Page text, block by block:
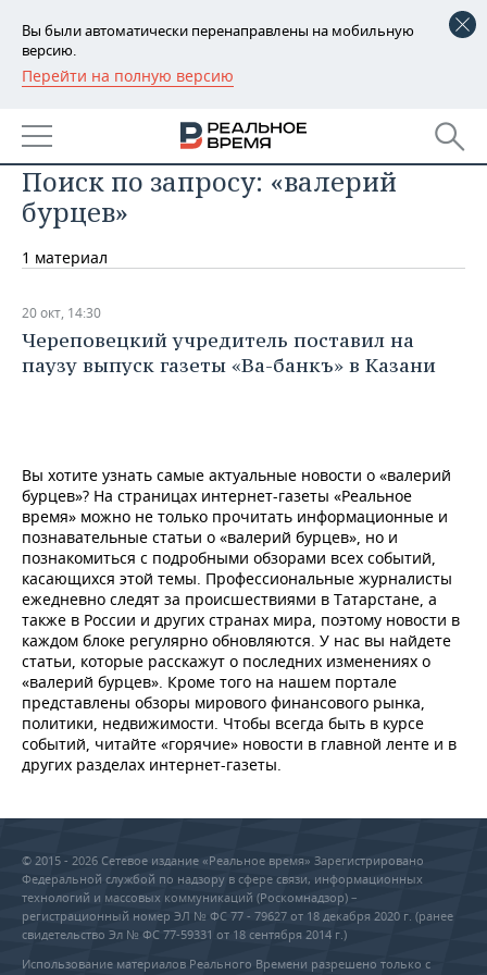
Вы были автоматически перенаправлены на мобильную
версию.
Перейти на полную версию
РЕГИОНЫ
БАШКОРТОСТАН
ТАТАРСТАН
УДМУРТИЯ
НОВОСТИ
АНАЛИТИКА
НОВОСТИ АНАЛИТИКИ
КОРОЛИ ГОСЗАКАЗА ПФО
ВУЗЫ ТАТАРСТАНА
ЭКОНОМИКА
БАНКИ
ИНВЕСТИЦИИ
ПРОМЫШЛЕННОСТИ
НЕФТЕХИМИЯ
НЕФТЬ
ОПК
ЭНЕРГЕТИКА
НЕДВИЖИМОСТЬ
НОВОСТИ НЕДВИЖИМОСТИ
АВТО
НОВОСТИ БИЗНЕСА
РОЗНИЧНАЯ ТОРГОВЛЯ
ТРАНСПОРТ
УСЛУГИ
ТЕХНОЛОГИИ
НОВОСТИ ТЕХНОЛОГИЙ
IT
МЕДИА
ТЕЛЕКОММУНИКАЦИИ
МЕРОПРИЯТИЯ
НОВОСТИ МЕРОПРИЯТИЙ
ВЫЕЗДНАЯ РЕДАКЦИЯ
БИЗНЕС-БРАНЧИ
ONLINE-КОНФЕРЕНЦИИ
ОТКРЫТАЯ ЛЕКЦИЯ
СПОРТ
НОВОСТИ СПОРТА
ФУТБОЛ
ХОККЕЙ
БАСКЕТБОЛ
КИБЕРСПОРТ
ФИГУРНОЕ КАТАНИЕ
ОБЩЕСТВО
НОВОСТИ ОБЩЕСТВА
ВЛАСТЬ
ИНФРАСТРУКТУРА
КУЛЬТУРА
МЕДИЦИНА
ФОТОГАЛЕРЕЯ
СЮЖЕТЫ
СПРАВОЧНИК
СПИСОК КОМПАНИЙ
Поиск по запросу: «валерий
бурцев»
1 материал
20 окт, 14:30
Череповецкий учредитель поставил на
паузу выпуск газеты «Ва-банкъ» в Казани
Вы хотите узнать самые актуальные новости о «валерий
бурцев»? На страницах интернет-газеты «Реальное
время» можно не только прочитать информационные и
познавательные статьи о «валерий бурцев», но и
познакомиться с подробными обзорами всех событий,
касающихся этой темы. Профессиональные журналисты
ежедневно следят за происшествиями в Татарстане, а
также в России и других странах мира, поэтому новости в
каждом блоке регулярно обновляются. У нас вы найдете
статьи, которые расскажут о последних изменениях о
«валерий бурцев». Кроме того на нашем портале
представлены обзоры мирового финансового рынка,
политики, недвижимости. Чтобы всегда быть в курсе
событий, читайте «горячие» новости в главной ленте и в
других разделах интернет-газеты.
© 2015 - 2026 Сетевое издание «Реальное время» Зарегистрировано
Федеральной службой по надзору в сфере связи, информационных
технологий и массовых коммуникаций (Роскомнадзор) –
регистрационный номер ЭЛ № ФС 77 - 79627 от 18 декабря 2020 г. (ранее
свидетельство Эл № ФС 77-59331 от 18 сентября 2014 г.)
Использование материалов Реального Времени разрешено только с